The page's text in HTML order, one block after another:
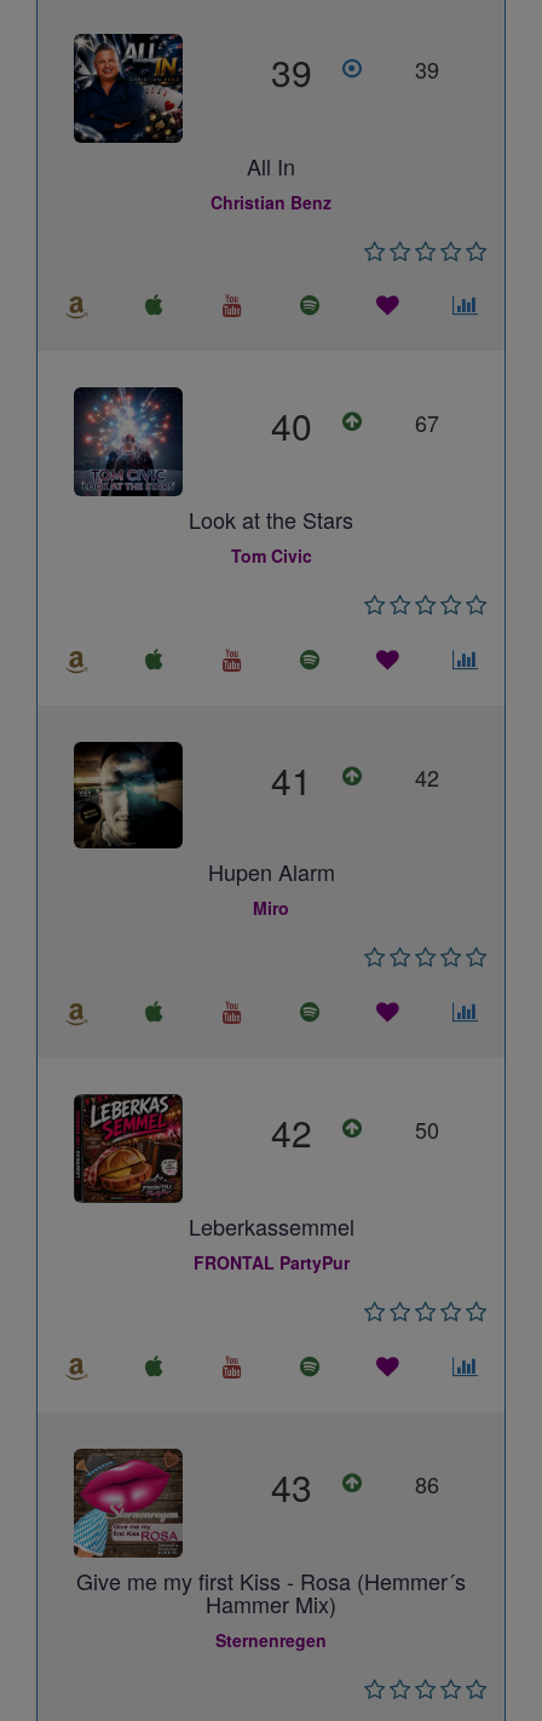
39 39
All In
Christian Benz
40 67
Look at the Stars
Tom Civic
41 42
Hupen Alarm
Miro
42 50
Leberkassemmel
FRONTAL PartyPur
43 86
Give me my first Kiss - Rosa (Hemmer´s
Hammer Mix)
Sternenregen